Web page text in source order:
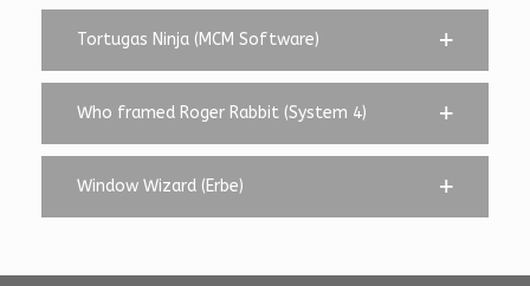
Tortugas Ninja (MCM Software)
Who framed Roger Rabbit (System 4)
Window Wizard (Erbe)